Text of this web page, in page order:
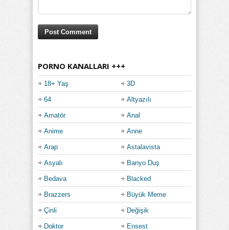
PORNO KANALLARI +++
18+ Yaş 3D
64 Altyazılı
Amatör Anal
Anime Anne
Arap Astalavista
Asyalı Banyo Duş
Bedava Blacked
Brazzers Büyük Meme
Çinli Değişik
Doktor Ensest